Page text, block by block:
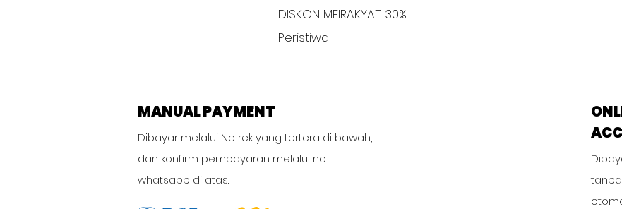
DISKON MEIRAKYAT 30%
Peristiwa
MANUAL PAYMENT
Dibayar melalui No rek yang tertera di bawah,
dan konfirm pembayaran melalui no
whatsapp di atas.